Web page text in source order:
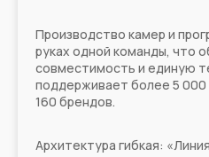
Производство камер и
руках одной команды, что
совместимость и единую
поддерживает более 5
160 брендов.
Архитектура гибкая: